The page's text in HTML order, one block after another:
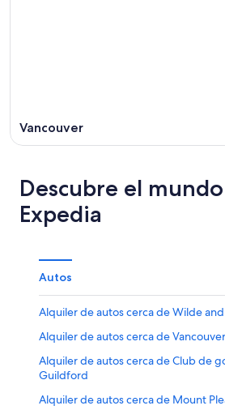
Vancouver
Descubre el
Expedia
Autos
Alquiler de autos cerca de Wilde
Alquiler de autos cerca de Vancouver
Alquiler de autos cerca de Club de
Guildford
Alquiler de autos cerca de Mount